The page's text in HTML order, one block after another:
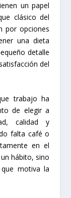
un papel
clásico del
por opciones
una dieta
detalle
del
trabajo ha
de elegir a
calidad y
falta café o
en el
hábito, sino
motiva la